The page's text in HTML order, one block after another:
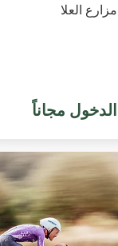
مزارع العلا
الدخول مجاناً